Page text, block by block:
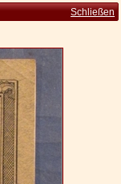
Schließen